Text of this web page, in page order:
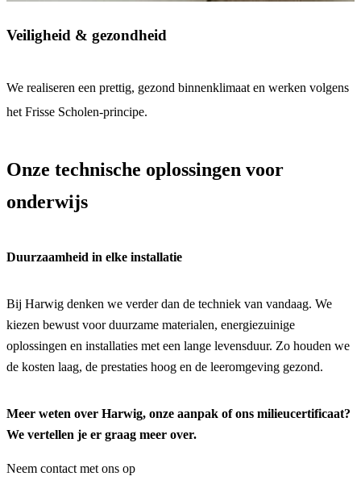
Veiligheid & gezondheid
We realiseren een prettig, gezond binnenklimaat en werken volgens
het Frisse Scholen-principe.
Onze technische oplossingen voor
onderwijs
Duurzaamheid in elke installatie
Bij Harwig denken we verder dan de techniek van vandaag. We
kiezen bewust voor duurzame materialen, energiezuinige
oplossingen en installaties met een lange levensduur. Zo houden we
de kosten laag, de prestaties hoog en de leeromgeving gezond.
Meer weten over Harwig, onze aanpak of ons milieucertificaat?
We vertellen je er graag meer over.
Neem contact met ons op